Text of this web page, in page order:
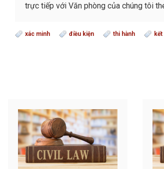
trực tiếp với Văn phòng của chúng tôi
xác minh điều kiện thi hành kết